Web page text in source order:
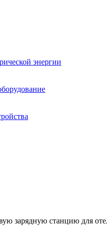
энергии
зарядную станцию для